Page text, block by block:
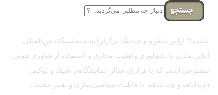
جستجو
لیلیت® اولین پلتفرم و هلدینگ برگزارکنندهٔ نمایشگاه بین‌المللی
آنلاین مدرن با تکنولوژی واقعیت مجازی و استفاده از فناوری هوش
مصنوعی است که با هزاران سالن نمایشگاهی شیک و لوکس
(چنداتاقه و چندطبقه، با قابلیت شخصی‌سازی و تغییر محیط،